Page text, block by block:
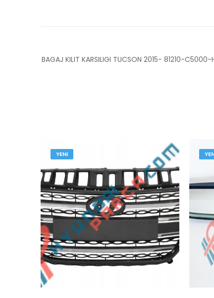
BAGAJ KILIT KARSILIGI TUCSON 2015- 81210-C5000-
YENI